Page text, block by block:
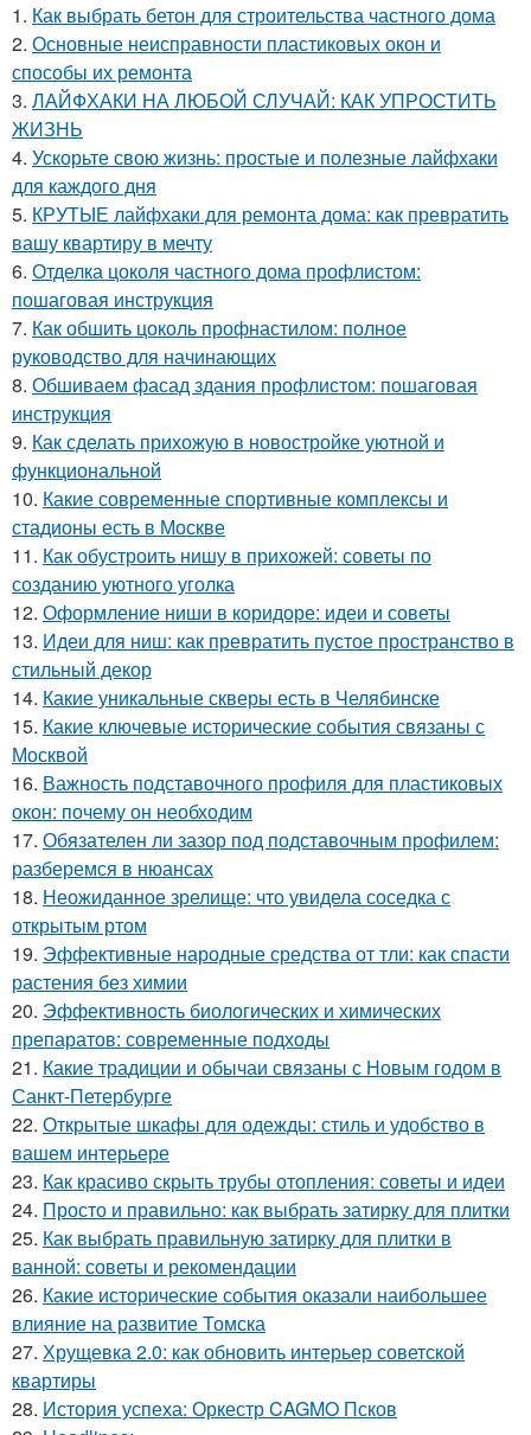
1. Как выбрать бетон для строительства частного дома
2. Основные неисправности пластиковых окон и
способы их ремонта
3. ЛАЙФХАКИ НА ЛЮБОЙ СЛУЧАЙ: КАК УПРОСТИТЬ
ЖИЗНЬ
4. Ускорьте свою жизнь: простые и полезные лайфхаки
для каждого дня
5. КРУТЫЕ лайфхаки для ремонта дома: как превратить
вашу квартиру в мечту
6. Отделка цоколя частного дома профлистом:
пошаговая инструкция
7. Как обшить цоколь профнастилом: полное
руководство для начинающих
8. Обшиваем фасад здания профлистом: пошаговая
инструкция
9. Как сделать прихожую в новостройке уютной и
функциональной
10. Какие современные спортивные комплексы и
стадионы есть в Москве
11. Как обустроить нишу в прихожей: советы по
созданию уютного уголка
12. Оформление ниши в коридоре: идеи и советы
13. Идеи для ниш: как превратить пустое пространство в
стильный декор
14. Какие уникальные скверы есть в Челябинске
15. Какие ключевые исторические события связаны с
Москвой
16. Важность подставочного профиля для пластиковых
окон: почему он необходим
17. Обязателен ли зазор под подставочным профилем:
разберемся в нюансах
18. Неожиданное зрелище: что увидела соседка с
открытым ртом
19. Эффективные народные средства от тли: как спасти
растения без химии
20. Эффективность биологических и химических
препаратов: современные подходы
21. Какие традиции и обычаи связаны с Новым годом в
Санкт-Петербурге
22. Открытые шкафы для одежды: стиль и удобство в
вашем интерьере
23. Как красиво скрыть трубы отопления: советы и идеи
24. Просто и правильно: как выбрать затирку для плитки
25. Как выбрать правильную затирку для плитки в
ванной: советы и рекомендации
26. Какие исторические события оказали наибольшее
влияние на развитие Томска
27. Хрущевка 2.0: как обновить интерьер советской
квартиры
28. История успеха: Оркестр CAGMO Псков